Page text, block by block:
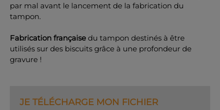
par mal avant le lancement de la fabrication du
tampon.
Fabrication française du tampon destinés à être
utilisés sur des biscuits grâce à une profondeur de
gravure !
JE TÉLÉCHARGE MON FICHIER